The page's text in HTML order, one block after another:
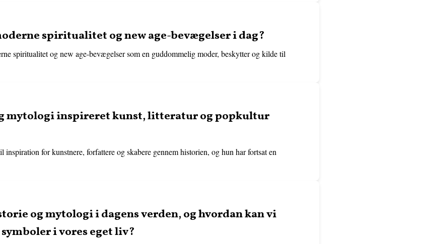
spiritualitet og new age-bevægelser i dag?
spiritualitet og new age-bevægelser som en guddommelig moder, beskytter og kilde til
mytologi inspireret kunst, litteratur og popkultur
for kunstnere, forfattere og skabere gennem historien, og hun har fortsat en
og mytologi i dagens verden, og hvordan kan vi
i vores eget liv?